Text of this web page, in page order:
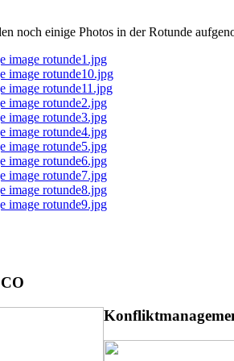
noch einige Photos in der Rotunde